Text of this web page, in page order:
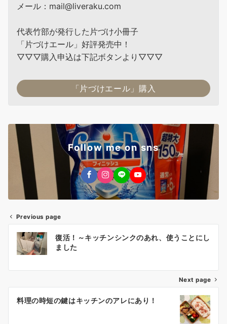
メール：mail@liveraku.com
代表竹部が発行した片づけ小冊子
「片づけエール」好評発売中！
▽▽▽購入申込は下記ボタンより▽▽▽
「片づけエール」購入
Follow me on sns
投
稿
ゲ
Previous page
復活！～キッチンシンクのあれ、使うことにし
ました
Next page
料理の時短の鍵はキッチンのアレにあり！